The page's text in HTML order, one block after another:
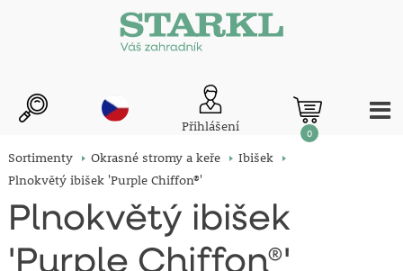
Přihlášení 0
Sortimenty Okrasné stromy a keře
Ibišek
Plnokvětý ibišek 'Purple Chiffon®'
Plnokvětý ibišek
'Purple Chiffon®'